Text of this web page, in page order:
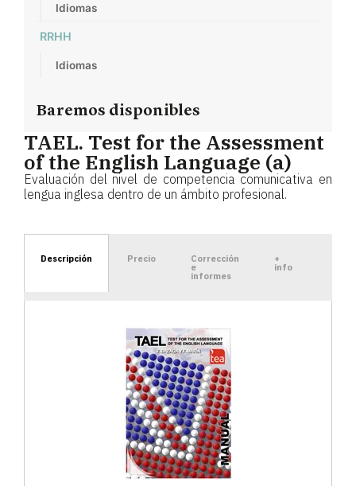
Idiomas
RRHH
Idiomas
Baremos disponibles
TAEL. Test for the Assessment
of the English Language (a)
Evaluación del nivel de competencia comunicativa en
lengua inglesa dentro de un ámbito profesional.
Descripción Precio Corrección
e
informes
+
info